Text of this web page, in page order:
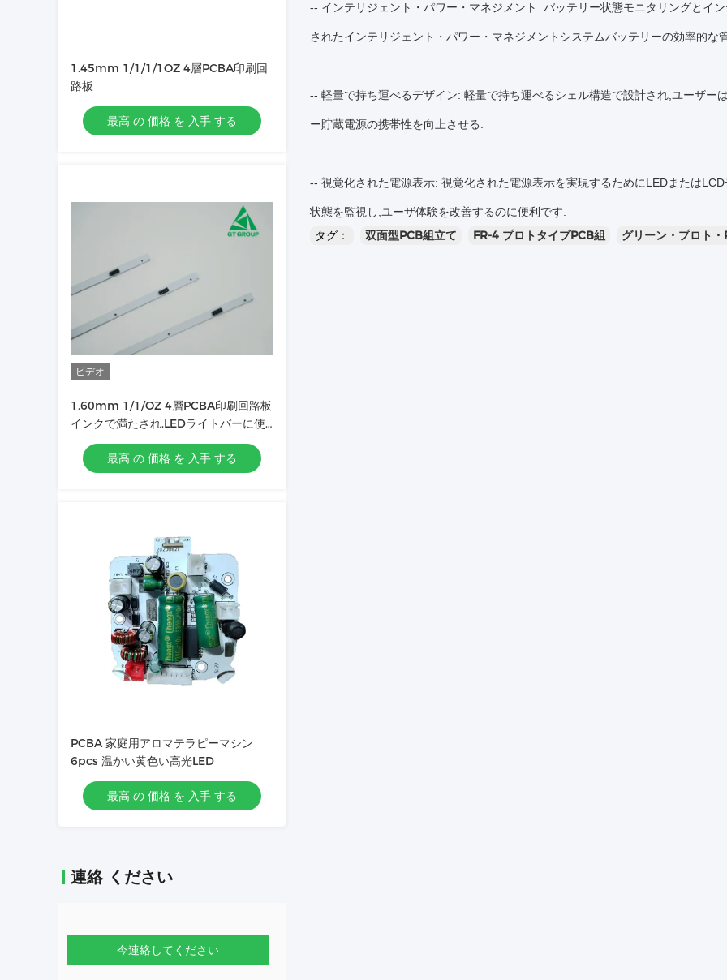
1.45mm 1/1/1/1OZ 4層PCBA印刷回
路板
最高 の 価格 を 入手 する
ビデオ
1.60mm 1/1/OZ 4層PCBA印刷回路板
インクで満たされ,LEDライトバーに使
最高 の 価格 を 入手 する
PCBA 家庭用アロマテラピーマシン
6pcs 温かい黄色い高光LED
最高 の 価格 を 入手 する
連絡 ください
今連絡してください
-- インテリジェント・パワー・マネジメント: バッテリー状態モニタリングとイ
されたインテリジェント・パワー・マネジメントシステムバッテリーの効率的な
-- 軽量で持ち運べるデザイン: 軽量で持ち運べるシェル構造で設計され,ユーザー
ー貯蔵電源の携帯性を向上させる.
-- 視覚化された電源表示: 視覚化された電源表示を実現するためにLEDまたは
状態を監視し,ユーザ体験を改善するのに便利です.
タグ： 双面型PCB組立て FR-4 プロトタイプPCB組 グリーン・プロト